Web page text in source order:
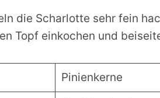
die Scharlotte sehr fein
Topf einkochen und
Pinienkerne